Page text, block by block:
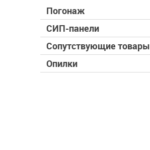
Погонаж
СИП-панели
Сопутствующие товары
Опилки